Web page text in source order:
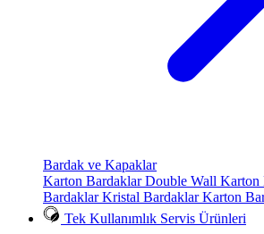
Bardak ve Kapaklar
Karton BardaklarDouble Wall Karton
BardaklarKristal BardaklarKarton
Tek Kullanımlık Servis Ürünleri